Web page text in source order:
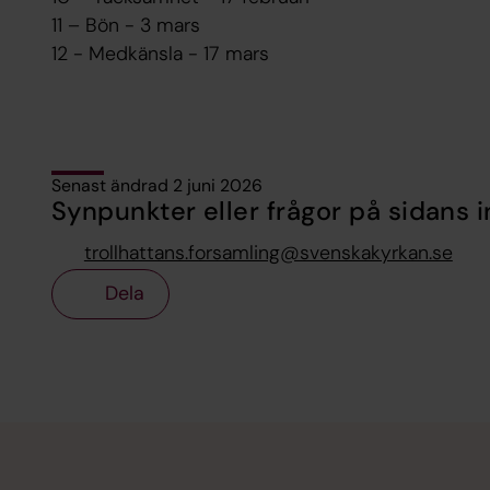
11 – Bön - 3 mars
12 - Medkänsla - 17 mars
Senast ändrad 2 juni 2026
Synpunkter eller frågor på sidans
trollhattans.forsamling@svenskakyrkan.se
Dela